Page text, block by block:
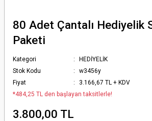
80 Adet Çantalı Hediyelik
Paketi
Kategori
HEDİYELİK
Stok Kodu
w3456y
Fiyat
3.166,67 TL + KDV
*484,25 TL den başlayan taksitlerle!
3.800,00 TL